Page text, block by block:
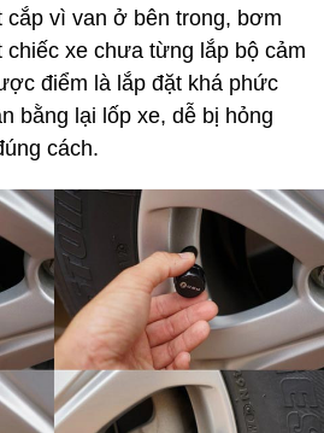
cắp vì van ở bên trong, bơm
chiếc xe chưa từng lắp bộ cảm
điểm là lắp đặt khá phức
bằng lại lốp xe, dễ bị hỏng
cách.